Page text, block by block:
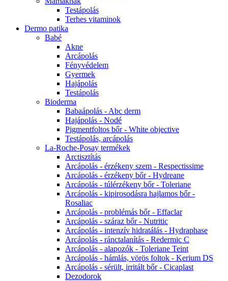
Testápolás
Terhes vitaminok
Dermo patika
Babé
Akne
Arcápolás
Fényvédelem
Gyermek
Hajápolás
Testápolás
Bioderma
Babaápolás - Abc derm
Hajápolás - Nodé
Pigmentfoltos bőr - White objective
Testápolás, arcápolás
La-Roche-Posay termékek
Arctisztítás
Arcápolás - érzékeny szem - Respectissime
Arcápolás - érzékeny bőr - Hydreane
Arcápolás - túlérzékeny bőr - Toleriane
Arcápolás - kipirosodásra hajlamos bőr -
Rosaliac
Arcápolás - problémás bőr - Effaclar
Arcápolás - száraz bőr - Nutritic
Arcápolás - intenzív hidratálás - Hydraphase
Arcápolás - ránctalanítás - Redermic C
Arcápolás - alapozók - Toleriane Teint
Arcápolás - hámlás, vörös foltok - Kerium DS
Arcápolás - sérült, irritált bőr - Cicaplast
Dezodorok